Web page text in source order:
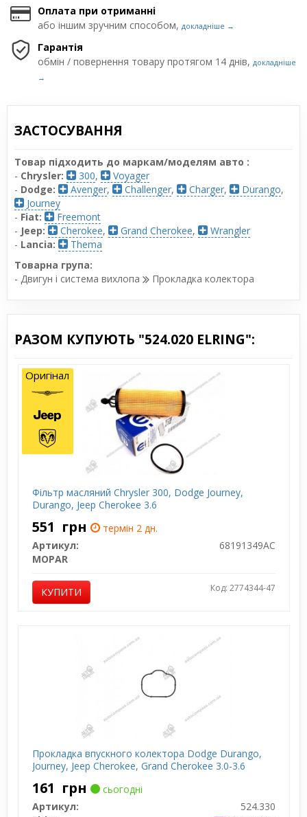
Оплата при отриманні
або іншим зручним способом, докладніше →
Гарантія
обмін / повернення товару протягом 14 днів, докладніше
→
ЗАСТОСУВАННЯ
Товар підходить до маркам/моделям авто :
- Chrysler: 300,
Voyager
- Dodge: Avenger, Challenger, Charger, Durango,
Journey
- Fiat:
Freemont
- Jeep: Cherokee, Grand Cherokee,
Wrangler
- Lancia:
Thema
Товарна група:
- Двигун і система вихлопа
Прокладка колектора
РАЗОМ КУПУЮТЬ "524.020 ELRING":
Фільтр масляний Chrysler 300, Dodge Journey,
Durango, Jeep Cherokee 3.6
551 грн
термін 2 дн.
Артикул:
68191349AC
MOPAR
КУПИТИ Код: 2774344-47
Оригінал
Прокладка впускного колектора Dodge Durango,
Journey, Jeep Cherokee, Grand Cherokee 3.0-3.6
161 грн
сьогодні
Артикул:
524.330